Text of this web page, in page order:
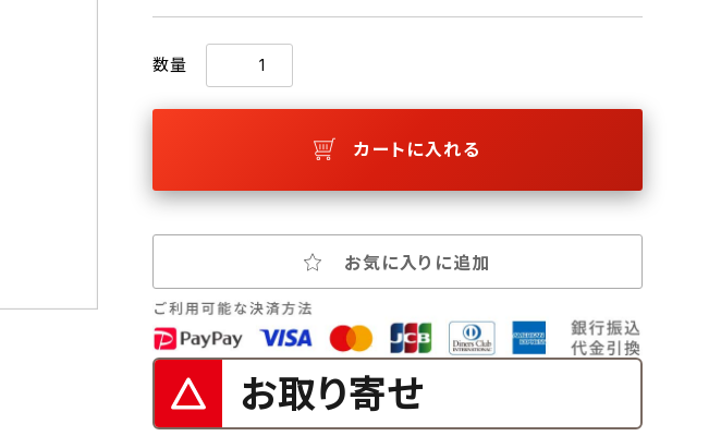
数量
カートに入れる
お気に入りに追加
お取り寄せ